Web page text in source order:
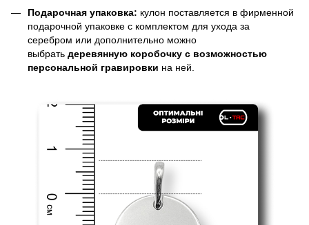
Подарочная упаковка: кулон поставляется в фирменной
подарочной упаковке с комплектом для ухода за
серебром или дополнительно можно
выбрать деревянную коробочку с возможностью
персональной гравировки на ней.